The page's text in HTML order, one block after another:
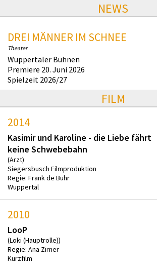
NEWS
DREI MÄNNER IM SCHNEE
Theater
Wuppertaler Bühnen
Premiere 20. Juni 2026
Spielzeit 2026/27
FILM
2014
Kasimir und Karoline - die Liebe fährt
keine Schwebebahn
(Arzt)
Siegersbusch Filmproduktion
Regie: Frank de Buhr
Wuppertal
2010
LooP
(Loki (Hauptrolle))
Regie: Ana Zirner
Kurzfilm